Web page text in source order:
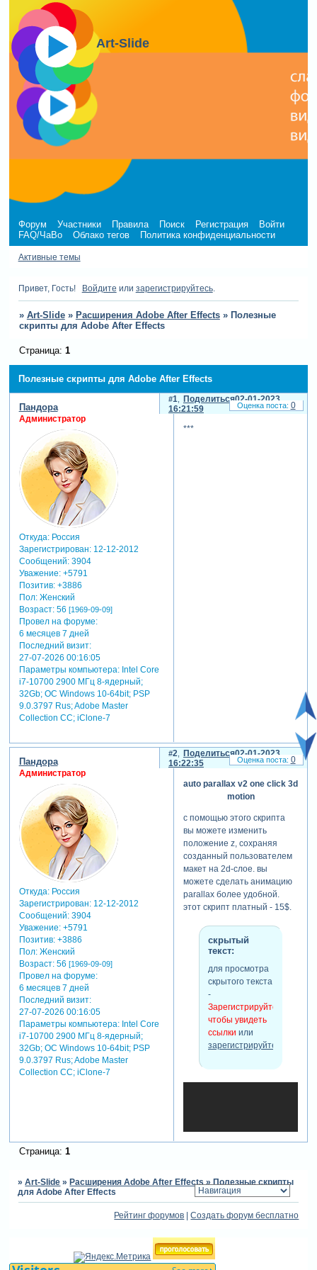
Art-Slide
Форум Участники Правила Поиск Регистрация
Войти
FAQ/ЧаВо
Облако тегов Политика конфиденциальности
Активные темы
Привет, Гость! Войдите или зарегистрируйтесь.
» Art-Slide » Расширения Adobe After Effects » Полезные
cкрипты для Adobe After Effects
Полезные cкрипты для Adobe After Effects
Страница: 1
Поделиться
1
02-01-2023
16:21:59
Пандора
Администратор
Откуда:Россия
Зарегистрирован: 12-12-2012
Сообщений:3904
Уважение: +5791
Позитив: +3886
Пол:Женский
Возраст:56 [1969-09-09]
Провел на форуме:
6 месяцев 7 дней
Последний визит:
27-07-2026 00:16:05
Параметры компьютера:Intel Core
i7-10700 2900 МГц 8-ядерный;
32Gb; ОС Windows 10-64bit; PSP
9.0.3797 Rus; Adobe Master
Collection СС; iClone-7
***
0
Поделиться
2
02-01-2023
16:22:35
Пандора
Администратор
Откуда:Россия
Зарегистрирован: 12-12-2012
Сообщений:3904
Уважение: +5791
Позитив: +3886
Пол:Женский
Возраст:56 [1969-09-09]
Провел на форуме:
6 месяцев 7 дней
Последний визит:
27-07-2026 00:16:05
Параметры компьютера:Intel Core
i7-10700 2900 МГц 8-ядерный;
32Gb; ОС Windows 10-64bit; PSP
9.0.3797 Rus; Adobe Master
Collection СС; iClone-7
auto parallax v2 one click 3d
motion
с помощью этого скрипта
вы можете изменить
положение z, сохраняя
созданный пользователем
макет на 2d-слое. вы
можете сделать анимацию
parallax более удобной.
этот скрипт платный - 15$.
скрытый
текст:
для просмотра
скрытого текста
-
Зарегистрируйтесь,
чтобы увидеть
ссылки или
зарегистрируйтесь
0
Страница: 1
»Art-Slide »Расширения Adobe After Effects »Полезные cкрипты
для Adobe After Effects
Рейтинг форумов |Создать форум бесплатно